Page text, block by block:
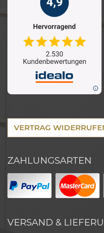
VERTRAG
ZAHLUNGSARTEN
VERSAND &